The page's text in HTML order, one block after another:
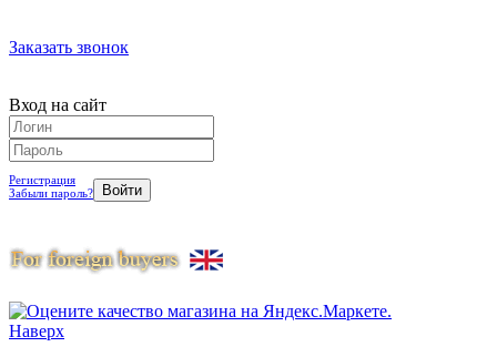
Заказать звонок
Вход на сайт
Регистрация
Забыли пароль?
Наверх